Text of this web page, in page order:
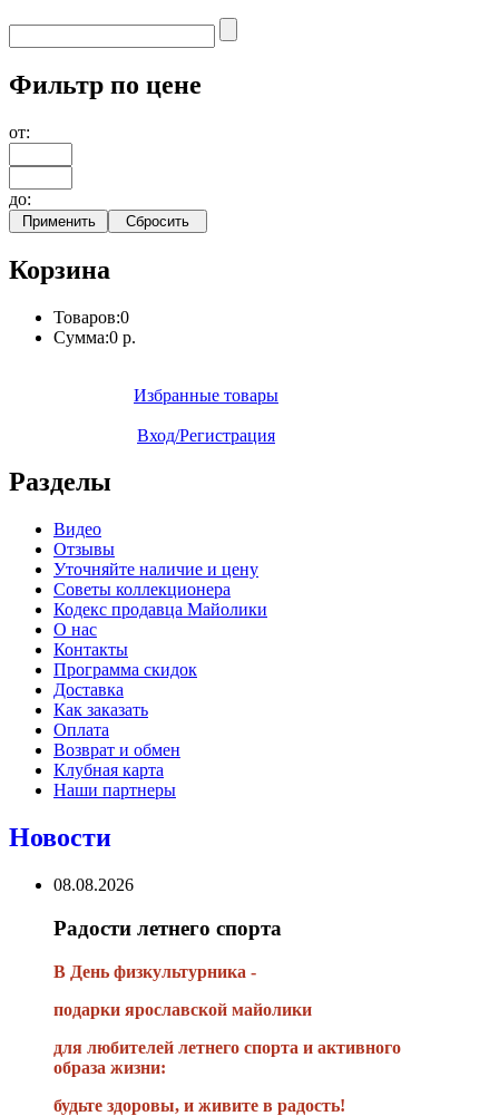
Фильтр по цене
от:
до:
Корзина
Товаров:0
Сумма:0 р.
Избранные товары
Вход/Регистрация
Разделы
Видео
Отзывы
Уточняйте наличие и цену
Советы коллекционера
Кодекс продавца Майолики
О нас
Контакты
Программа скидок
Доставка
Как заказать
Оплата
Возврат и обмен
Клубная карта
Наши партнеры
Новости
08.08.2026
Радости летнего спорта
В День физкультурника -
подарки ярославской майолики
для любителей летнего спорта и активного
образа жизни:
будьте здоровы, и живите в радость!